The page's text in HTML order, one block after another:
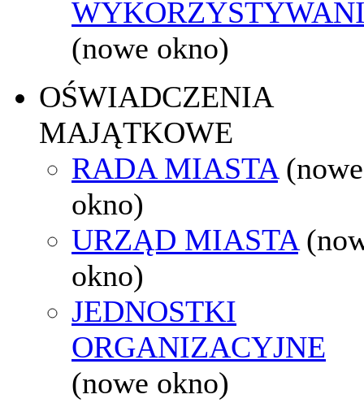
(nowe okno)
OŚWIADCZENIA
MAJĄTKOWE
RADA MIASTA (nowe
okno)
URZĄD MIASTA
okno)
JEDNOSTKI
ORGANIZACYJNE
(nowe okno)